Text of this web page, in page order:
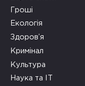
Гроші
Екологія
Здоров’я
Кримінал
Культура
Наука та ІТ